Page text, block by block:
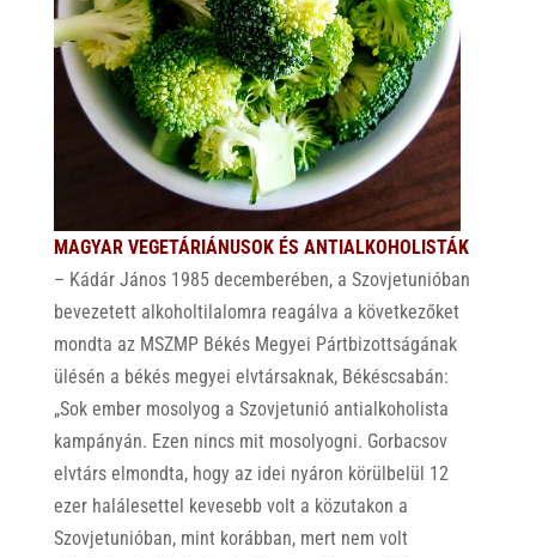
MAGYAR VEGETÁRIÁNUSOK ÉS ANTIALKOHOLISTÁK
– Kádár János 1985 decemberében, a Szovjetunióban
bevezetett alkoholtilalomra reagálva a következőket
mondta az MSZMP Békés Megyei Pártbizottságának
ülésén a békés megyei elvtársaknak, Békéscsabán:
„Sok ember mosolyog a Szovjetunió antialkoholista
kampányán. Ezen nincs mit mosolyogni. Gorbacsov
elvtárs elmondta, hogy az idei nyáron körülbelül 12
ezer halálesettel kevesebb volt a közutakon a
Szovjetunióban, mint korábban, mert nem volt